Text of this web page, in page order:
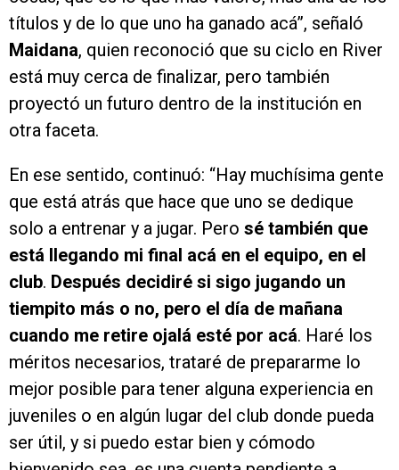
títulos y de lo que uno ha ganado acá”, señaló
Maidana, quien reconoció que su ciclo en River
está muy cerca de finalizar, pero también
proyectó un futuro dentro de la institución en
otra faceta.
En ese sentido, continuó: “Hay muchísima gente
que está atrás que hace que uno se dedique
solo a entrenar y a jugar. Pero sé también que
está llegando mi final acá en el equipo, en el
club. Después decidiré si sigo jugando un
tiempito más o no, pero el día de mañana
cuando me retire ojalá esté por acá. Haré los
méritos necesarios, trataré de prepararme lo
mejor posible para tener alguna experiencia en
juveniles o en algún lugar del club donde pueda
ser útil, y si puedo estar bien y cómodo